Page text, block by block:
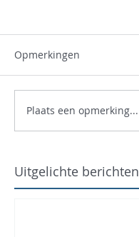
Opmerkingen
Plaats een opmerking...
Uitgelichte berichten